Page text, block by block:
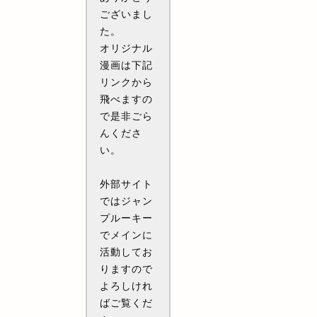
ございまし
た。
オリジナル
漫画は下記
リンクから
飛べますの
で是非ごら
んくださ
い。
外部サイト
ではジャン
プルーキー
でメインに
活動してお
りますので
よろしけれ
ばご覧くだ